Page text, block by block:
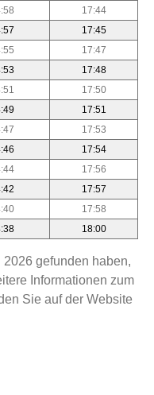
17:44
17:45
17:47
17:48
17:50
17:51
17:53
17:54
17:56
17:57
17:58
18:00
gefunden haben,
Informationen zum
Sie auf der Website